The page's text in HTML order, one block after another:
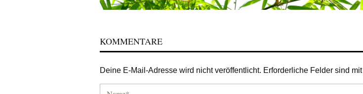
KOMMENTARE
Deine E-Mail-Adresse wird nicht veröffentlicht. Erforderliche Felder sind mit